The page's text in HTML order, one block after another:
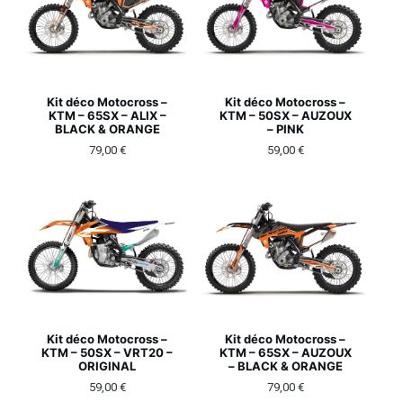
Kit déco Motocross –
KTM – 65SX – ALIX –
BLACK & ORANGE
79,00 €
Kit déco Motocross –
KTM – 50SX – AUZOUX
– PINK
59,00 €
Kit déco Motocross –
KTM – 50SX – VRT20 –
ORIGINAL
59,00 €
Kit déco Motocross –
KTM – 65SX – AUZOUX
– BLACK & ORANGE
79,00 €